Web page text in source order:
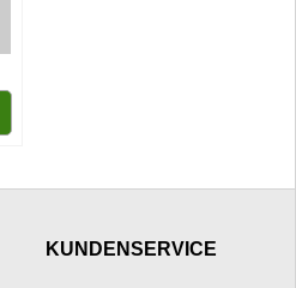
KUNDENSERVICE